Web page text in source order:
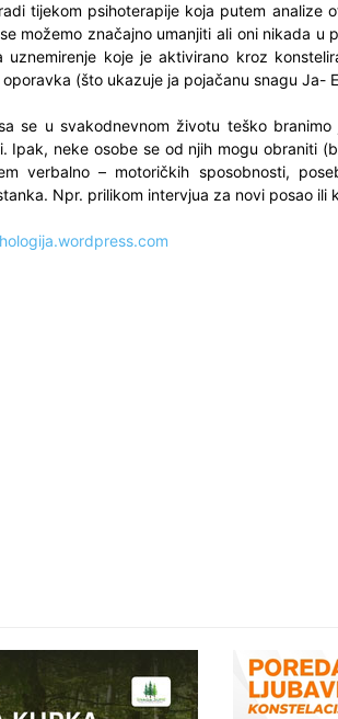
tijekom psihoterapije koja putem analize
možemo značajno umanjiti ali oni nikada u
uznemirenje koje je aktivirano kroz
(što ukazuje ja pojačanu snagu Ja-
se u svakodnevnom životu teško branimo
Ipak, neke osobe se od njih mogu obraniti
verbalno – motoričkih sposobnosti,
Npr. prilikom intervjua za novi posao ili